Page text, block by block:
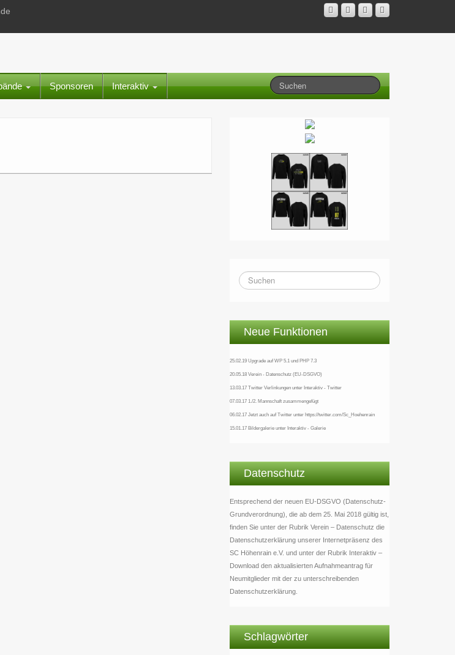
Sponsoren Interaktiv
Neue Funktionen
25.02.19 Upgrade auf WP 5.1 und PHP 7.3
20.05.18 Verein - Datenschutz (EU-DSGVO)
13.03.17 Twitter Verlinkungen unter Interaktiv - Twitter
07.03.17 1./2. Mannschaft zusammengefügt
06.02.17 Jetzt auch auf Twitter unter https://twitter.com/Sc_Hoehenrain
15.01.17 Bildergalerie unter Interaktiv - Galerie
Datenschutz
Entsprechend der neuen EU-DSGVO (Datenschutz-
Grundverordnung), die ab dem 25. Mai 2018 gültig ist,
finden Sie unter der Rubrik Verein – Datenschutz die
Datenschutzerklärung unserer Internetpräsenz des
SC Höhenrain e.V. und unter der Rubrik Interaktiv –
Download den aktualisierten Aufnahmeantrag für
Neumitglieder mit der zu unterschreibenden
Datenschutzerklärung.
Schlagwörter